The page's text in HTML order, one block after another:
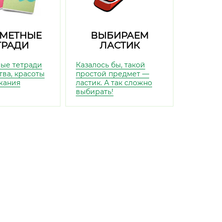
тетради
красоты
ВЫБИРАЕМ
ЛАСТИК
Казалось бы, такой
простой предмет —
ластик. А так сложно
выбирать!